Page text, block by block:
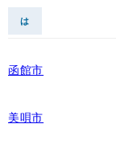
は
函館市
美唄市